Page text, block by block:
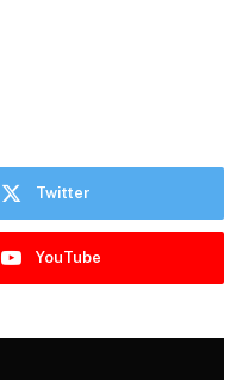
Twitter
YouTube